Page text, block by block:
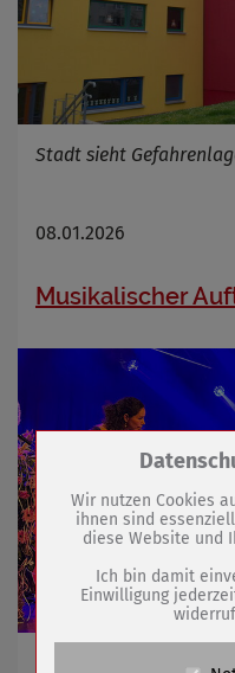
Stadt sieht
08.01.2026
Musikalischer
Neujahrskonzert
Zum Betrieb der
Name
PHP
Anbieter
Wir nutzen Cookies
ihnen sind
diese Website und
Ich bin damit
Einwilligung